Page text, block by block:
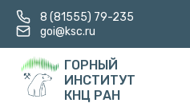
8 (81555) 79-235
goi@ksc.ru
ГОРНЫЙ
ИНСТИТУТ
КНЦ РАН